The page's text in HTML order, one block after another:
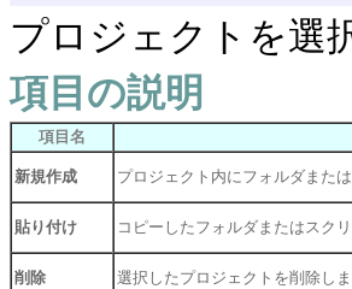
プロジェクトを選
項目の説明
項目名
新規作成 プロジェクト内にフォルダまた
貼り付け コピーしたフォルダまたはスク
削除 選択したプロジェクトを削除しま